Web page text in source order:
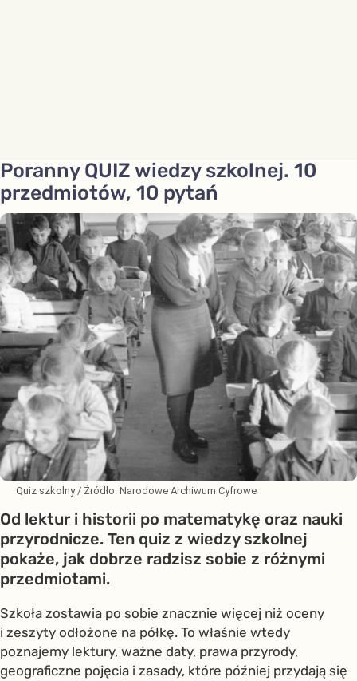
Poranny QUIZ wiedzy szkolnej. 10
przedmiotów, 10 pytań
Quiz szkolny/ Źródło: Narodowe Archiwum Cyfrowe
Od lektur i historii po matematykę oraz nauki
przyrodnicze. Ten quiz z wiedzy szkolnej
pokaże, jak dobrze radzisz sobie z różnymi
przedmiotami.
Szkoła zostawia po sobie znacznie więcej niż oceny
i zeszyty odłożone na półkę. To właśnie wtedy
poznajemy lektury, ważne daty, prawa przyrody,
geograficzne pojęcia i zasady, które później przydają się